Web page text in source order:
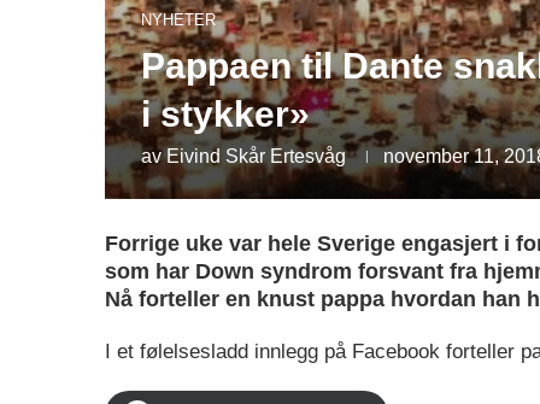
NYHETER
Pappaen til Dante
i stykker»
avEivind Skår Ertesvåg november 11,
Forrige uke var hele Sverige engasjert i
som har Down syndrom forsvant fra
Nå forteller en knust pappa hvordan han
I et følelsesladd innlegg på Facebook forteller